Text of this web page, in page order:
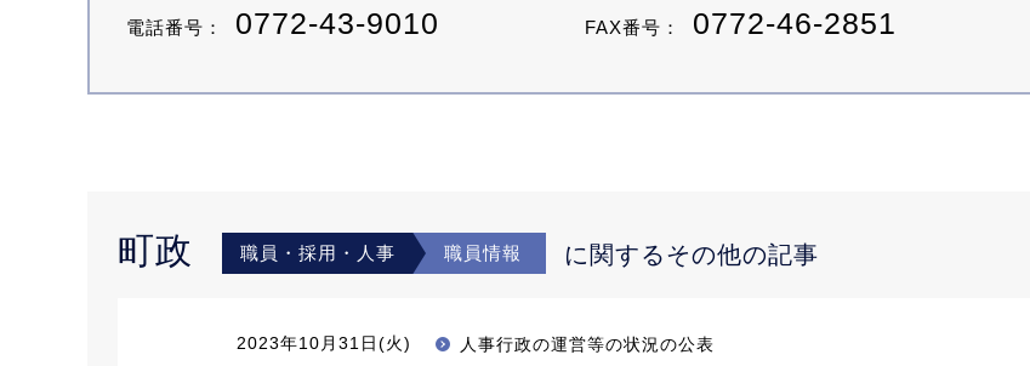
電話番号： 0772-43-9010 FAX番号： 0772-46-2851
町政 職員・採用・人事 職員情報 に関するその他の記事
2023年10月31日(火) 人事行政の運営等の状況の公表